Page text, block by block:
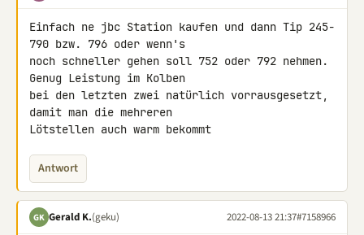
Einfach ne jbc Station kaufen und dann Tip 245-
790 bzw. 796 oder wenn's
noch schneller gehen soll 752 oder 792 nehmen.
Genug Leistung im Kolben
bei den letzten zwei natürlich vorrausgesetzt,
damit man die mehreren
Lötstellen auch warm bekommt
Antwort
GK Gerald K.(geku) 2022-08-13 21:37#7158966